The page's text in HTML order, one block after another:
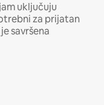
uključuju
za prijatan
savršena